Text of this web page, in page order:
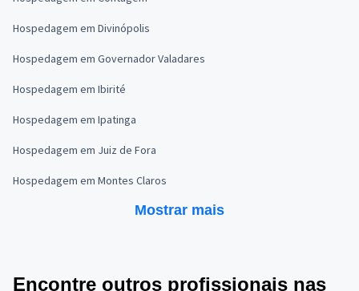
Hospedagem em Divinópolis
Hospedagem em Governador Valadares
Hospedagem em Ibirité
Hospedagem em Ipatinga
Hospedagem em Juiz de Fora
Hospedagem em Montes Claros
Mostrar mais
Encontre outros profissionais nas